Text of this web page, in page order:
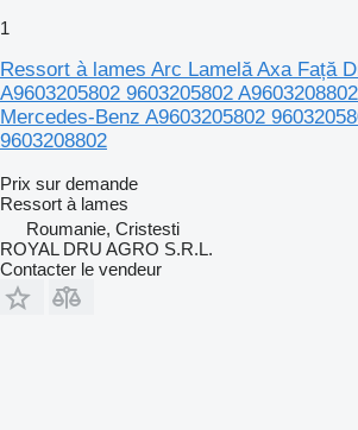
1
Ressort à lames Arc Lamelă Axa Față
A9603205802 9603205802
Mercedes-Benz A9603205802
9603208802
Prix sur demande
Ressort à lames
Roumanie, Cristesti
ROYAL DRU AGRO S.R.L.
Contacter le vendeur